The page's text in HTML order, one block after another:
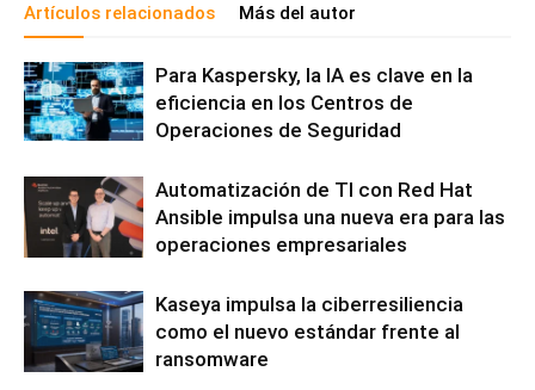
Artículos relacionados Más del autor
Para Kaspersky, la IA es clave en la
eficiencia en los Centros de
Operaciones de Seguridad
Automatización de TI con Red Hat
Ansible impulsa una nueva era para las
operaciones empresariales
Kaseya impulsa la ciberresiliencia
como el nuevo estándar frente al
ransomware